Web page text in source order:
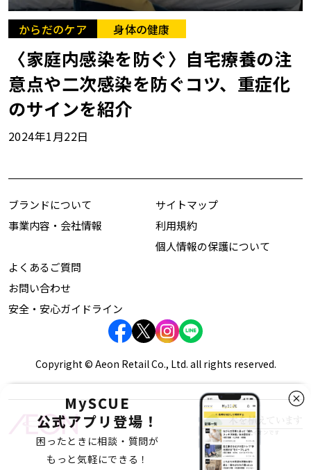
からだのケア 身体の健康
〈家庭内感染を防ぐ〉自宅療養の注
意点や二次感染を防ぐコツ、重症化
のサインを紹介
2024年1月22日
MySCUE
公式アプリ登場！
困ったときに相談・質問が
もっと気軽にできる！
ブランドについて
事業内容・会社情報
サイトマップ
利用規約
個人情報の保護について
よくあるご質問
お問い合わせ
安全・安心ガイドライン
Copyright © Aeon Retail Co., Ltd. all rights reserved.